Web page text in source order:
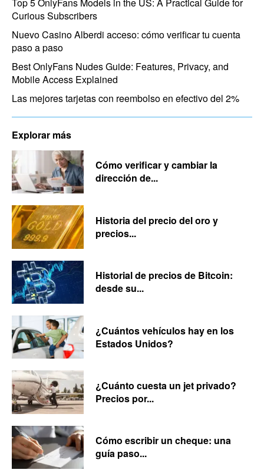
Curious Subscribers
Nuevo Casino Alberdi acceso: cómo verificar tu cuenta
paso a paso
Best OnlyFans Nudes Guide: Features, Privacy, and
Mobile Access Explained
Las mejores tarjetas con reembolso en efectivo del 2%
Explorar más
Cómo verificar y cambiar la
dirección de...
Historia del precio del oro y
precios...
Historial de precios de Bitcoin:
desde su...
¿Cuántos vehículos hay en los
Estados Unidos?
¿Cuánto cuesta un jet privado?
Precios por...
Cómo escribir un cheque: una
guía paso...